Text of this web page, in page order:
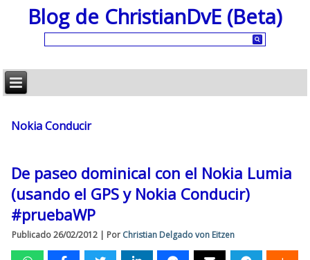
Blog de ChristianDvE (Beta)
Nokia Conducir
De paseo dominical con el Nokia Lumia
(usando el GPS y Nokia Conducir)
#pruebaWP
Publicado 26/02/2012 | Por Christian Delgado von Eitzen